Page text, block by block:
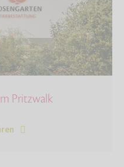
Pritzwalk